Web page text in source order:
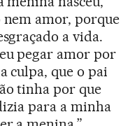
amor, porque
a vida.
pegar amor por
culpa, que o pai
tinha por que
para a minha